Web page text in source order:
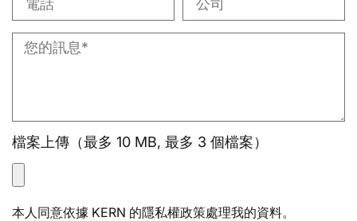
檔案上傳（最多 10 MB, 最多 3 個檔案）
本人同意依據 KERN 的隱私權政策處理我的資料。